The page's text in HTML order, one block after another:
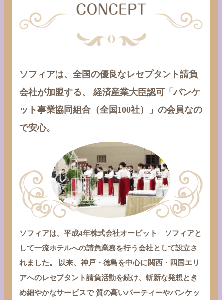
ソフィアは、全国の優良なレセプタント請負
会社が加盟する、
経済産業大臣認可「バンケ
ット事業協同組合（全国100社）」の会員なの
で安心。
ソフィアは、平成4年株式会社オービット ソフィアと
して⼀流ホテルへの請負業務を行う会社として設立さ
れました。
以来、神戸・徳島を中心に関西・四国エリ
アへのレセプタント請負活動を続け、斬新な発想とき
め細やかなサービスで質の高いパーティーやバンケッ